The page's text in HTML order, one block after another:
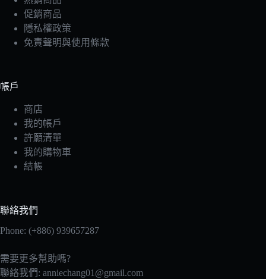
促銷商品
隱私權政策
免責聲明與使用條款
帳戶
商店
我的帳戶
許願清單
我的購物車
結帳
聯絡我們
Phone: (+886) 939657287
需要更多幫助嗎?
聯絡我們: anniechang01@gmail.com